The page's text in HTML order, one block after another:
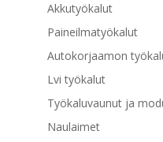
Akkutyökalut
Paineilmatyökalut
Autokorjaamon
Lvi työkalut
Työkaluvaunut ja
Naulaimet